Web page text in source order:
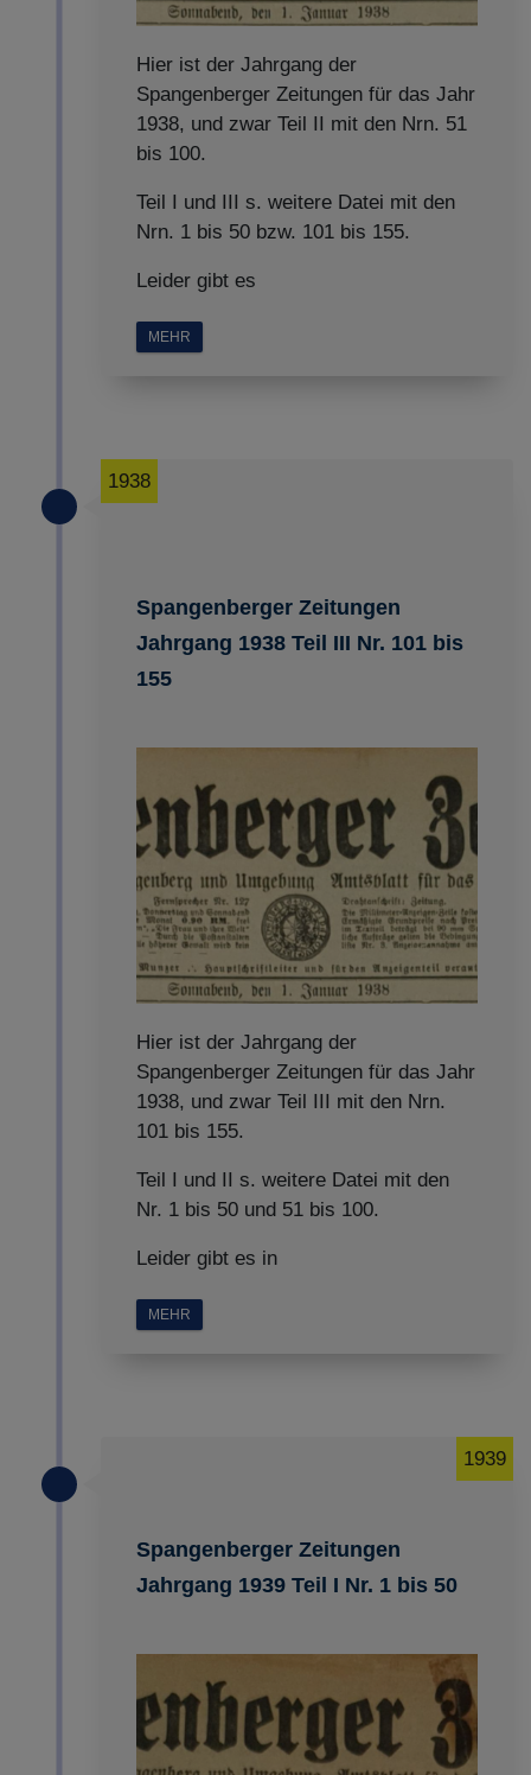
Hier ist der Jahrgang der
Spangenberger Zeitungen für das Jahr
1938, und zwar Teil II mit den Nrn. 51
bis 100.
Teil I und III s. weitere Datei mit den
Nrn. 1 bis 50 bzw. 101 bis 155.
Leider gibt es
MEHR
Spangenberger Zeitungen
Jahrgang 1938 Teil III Nr. 101 bis
155
1938
Hier ist der Jahrgang der
Spangenberger Zeitungen für das Jahr
1938, und zwar Teil III mit den Nrn.
101 bis 155.
Teil I und II s. weitere Datei mit den
Nr. 1 bis 50 und 51 bis 100.
Leider gibt es in
MEHR
Spangenberger Zeitungen
Jahrgang 1939 Teil I Nr. 1 bis 50
1939